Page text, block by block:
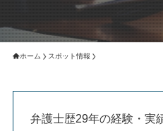
ホーム スポット情報
弁護士歴29年の経験・実